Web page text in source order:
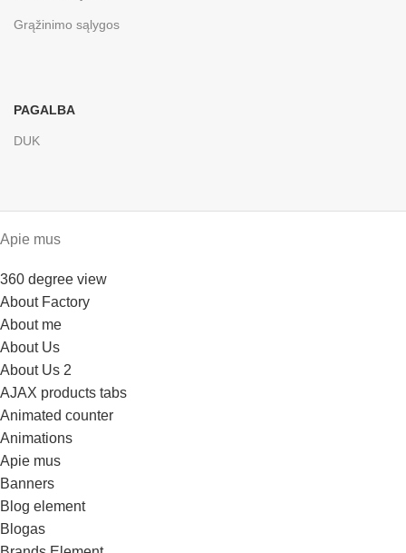
Grąžinimo sąlygos
PAGALBA
DUK
Apie mus
360 degree view
About Factory
About me
About Us
About Us 2
AJAX products tabs
Animated counter
Animations
Apie mus
Banners
Blog element
Blogas